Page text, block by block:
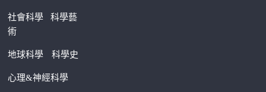
社會科學科學藝
術
地球科學 科學史
心理&神經科學